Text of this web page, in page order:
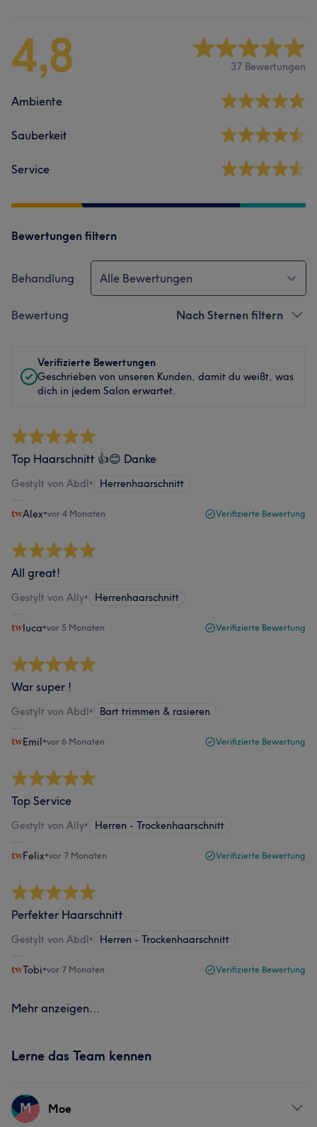
4,8 37 Bewertungen
Ambiente
Sauberkeit
Service
Bewertungen filtern
Behandlung Alle Bewertungen
Bewertung Nach Sternen filtern
Verifizierte Bewertungen
Geschrieben von unseren Kunden, damit du weißt, was
dich in jedem Salon erwartet.
Top Haarschnitt 👍😊 Danke
Gestylt von Abdl• Herrenhaarschnitt
Alex•vor 4 Monaten Verifizierte Bewertung
All great!
Gestylt von Ally• Herrenhaarschnitt
luca•vor 5 Monaten Verifizierte Bewertung
War super !
Gestylt von Abdl• Bart trimmen & rasieren
Emil•vor 6 Monaten Verifizierte Bewertung
Top Service
Gestylt von Ally• Herren - Trockenhaarschnitt
Felix•vor 7 Monaten Verifizierte Bewertung
Perfekter Haarschnitt
Gestylt von Abdl• Herren - Trockenhaarschnitt
Tobi•vor 7 Monaten Verifizierte Bewertung
Mehr anzeigen...
Lerne das Team kennen
M Moe